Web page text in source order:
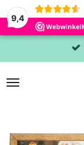
9,4